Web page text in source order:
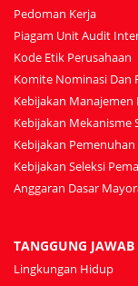
Pedoman Kerja
Piagam Unit Audit
Kode Etik Perusahaan
Komite Nominasi Dan
Kebijakan Manajemen
Kebijakan Mekanisme
Kebijakan
Kebijakan Seleksi
Anggaran Dasar
TANGGUNG JAWAB
Lingkungan Hidup